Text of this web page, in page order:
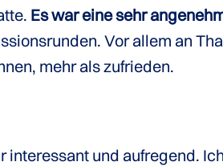
Es war eine sehr
Vor allem an
mehr als zufrieden.
interessant und aufregend.